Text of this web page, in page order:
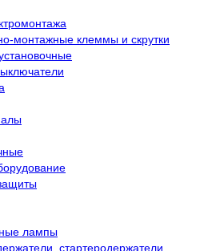
монтажные клеммы и скрутки
лампы
стартеродержатели,